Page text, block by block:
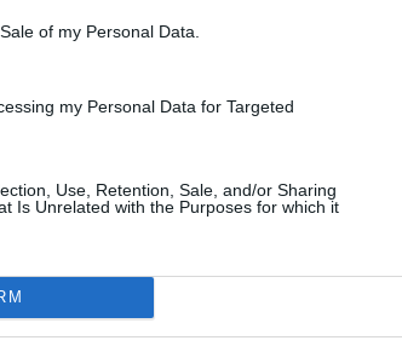
of my Personal Data.
my Personal Data for Targeted
Use, Retention, Sale, and/or Sharing
Is Unrelated with the Purposes for which it
Πλούσια σε βιταμίνες και
20/02/2026 - 12:05